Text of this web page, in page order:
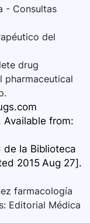
- Consultas
del
drug
pharmaceutical
Available from:
de la Biblioteca
2015 Aug 27].
farmacología
Editorial Médica